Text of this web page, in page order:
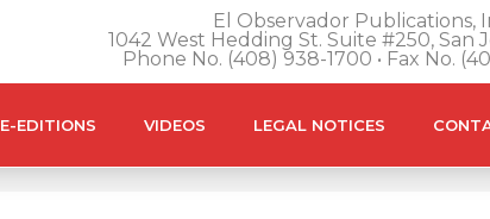
El Observador Publications,
1042 West Hedding St. Suite #250, San
Phone No. (408) 938-1700 • Fax No.
E-EDITIONS VIDEOS LEGAL NOTICES